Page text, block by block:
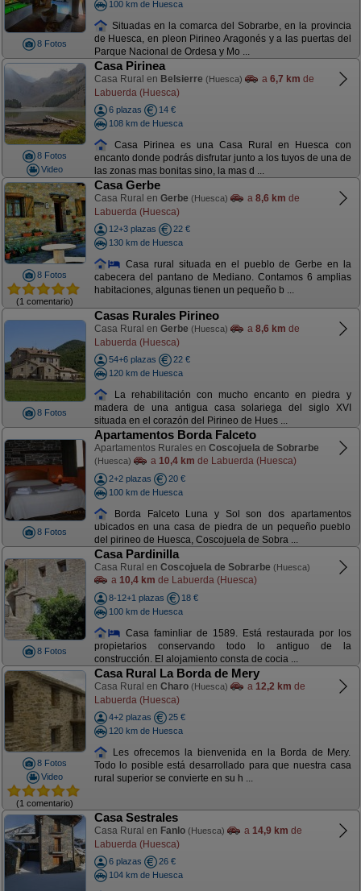
8 Fotos
100 km de Huesca
Situadas en la comarca del Sobrarbe, en la provincia
de Huesca, en pleon Pirineo Aragonés y a las puertas del
Parque Nacional de Ordesa y Mo ...
8 Fotos
Video
Casa Pirinea
Casa Rural en Belsierre (Huesca) a 6,7 km de
Labuerda (Huesca)
6 plazas
14 €
108 km de Huesca
Casa Pirinea es una Casa Rural en Huesca con
encanto donde podrás disfrutar junto a los tuyos de una de
las zonas mas bonitas sino, la mas d ...
8 Fotos
(1 comentario)
Casa Gerbe
Casa Rural en Gerbe (Huesca) a 8,6 km de
Labuerda (Huesca)
12+3 plazas
22 €
130 km de Huesca
Casa rural situada en el pueblo de Gerbe en la
cabecera del pantano de Mediano. Contamos 6 amplias
habitaciones, algunas tienen un pequeño b ...
8 Fotos
Casas Rurales Pirineo
Casa Rural en Gerbe (Huesca) a 8,6 km de
Labuerda (Huesca)
54+6 plazas
22 €
120 km de Huesca
La rehabilitación con mucho encanto en piedra y
madera de una antigua casa solariega del siglo XVI
situada en el corazón del Pirineo de Hues ...
8 Fotos
Apartamentos Borda Falceto
Apartamentos Rurales en Coscojuela de Sobrarbe
(Huesca) a 10,4 km de Labuerda (Huesca)
2+2 plazas
20 €
100 km de Huesca
Borda Falceto Luna y Sol son dos apartamentos
ubicados en una casa de piedra de un pequeño pueblo
del pirineo de Huesca, Coscojuela de Sobra ...
8 Fotos
Casa Pardinilla
Casa Rural en Coscojuela de Sobrarbe (Huesca)
a 10,4 km de Labuerda (Huesca)
8-12+1 plazas
18 €
100 km de Huesca
Casa faminliar de 1589. Está restaurada por los
propietarios conservando todo lo antiguo de la
construcción. El alojamiento consta de cocia ...
8 Fotos
Video
(1 comentario)
Casa Rural La Borda de Mery
Casa Rural en Charo (Huesca) a 12,2 km de
Labuerda (Huesca)
4+2 plazas
25 €
120 km de Huesca
Les ofrecemos la bienvenida en la Borda de Mery.
Todo lo posible está desarrollado para que nuestra casa
rural superior se convierte en su h ...
Casa Sestrales
Casa Rural en Fanlo (Huesca) a 14,9 km de
Labuerda (Huesca)
6 plazas
26 €
104 km de Huesca